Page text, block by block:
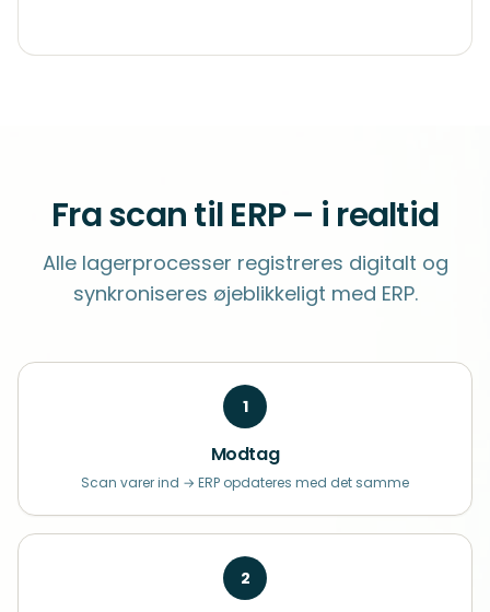
Fra scan til ERP – i realtid
Alle lagerprocesser registreres digitalt og
synkroniseres øjeblikkeligt med ERP.
1
Modtag
Scan varer ind → ERP opdateres med det samme
2